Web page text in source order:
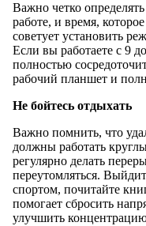
Важно четко
работе, и время,
советует установить
Если вы работаете с 9
полностью
рабочий планшет и
Не бойтесь отдыхать
Важно помнить, что
должны работать
регулярно делать
переутомляться.
спортом, почитайте
помогает сбросить
улучшить